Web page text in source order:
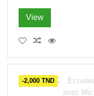
View
-2,000 TND